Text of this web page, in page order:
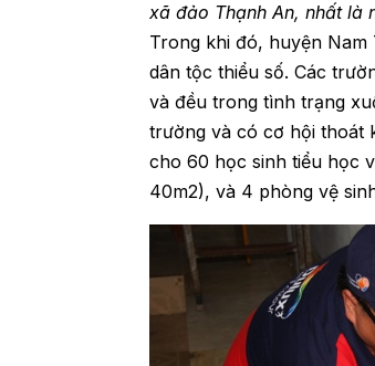
xã đảo Thạnh An, nhất là
Trong khi đó, huyện
dân tộc thiểu số. Các
và đều trong tình trạng
trường và có cơ hội thoát
cho 60 học sinh tiểu học
40m2), và 4 phòng vệ